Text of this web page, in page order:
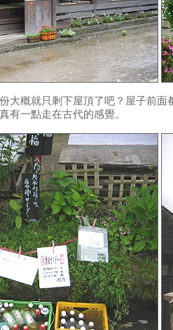
大概就只剩下屋頂了吧？屋子前
有一點走在古代的感覺。